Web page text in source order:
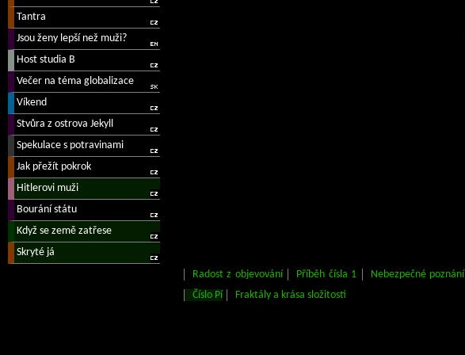
Radost z objevování Příběh čísla 1 Nebezpečné poznání
Číslo Pí
Fraktály a krása složitosti